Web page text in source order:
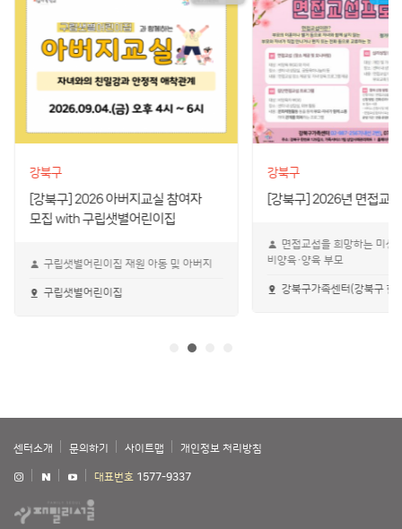
강북구
[강북구] 2026 아버지교실 참여자
모집 with 구립샛별어린이집
구립샛별어린이집 재원 아동 및 아버지
구립샛별어린이집
강북구
[강북구] 2026년 면접교
면접교섭을 희망하는 미성
비양육·양육 부모
강북구가족센터(강북구 한
센터소개 문의하기 사이트맵 개인정보 처리방침
대표번호 1577-9337